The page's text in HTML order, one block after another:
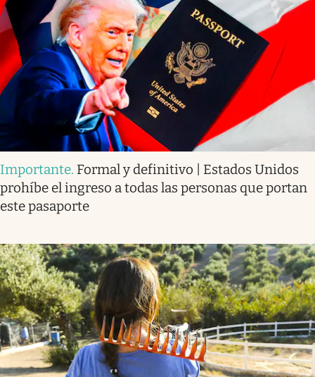
Importante. Formal y definitivo | Estados Unidos
prohíbe el ingreso a todas las personas que portan
este pasaporte